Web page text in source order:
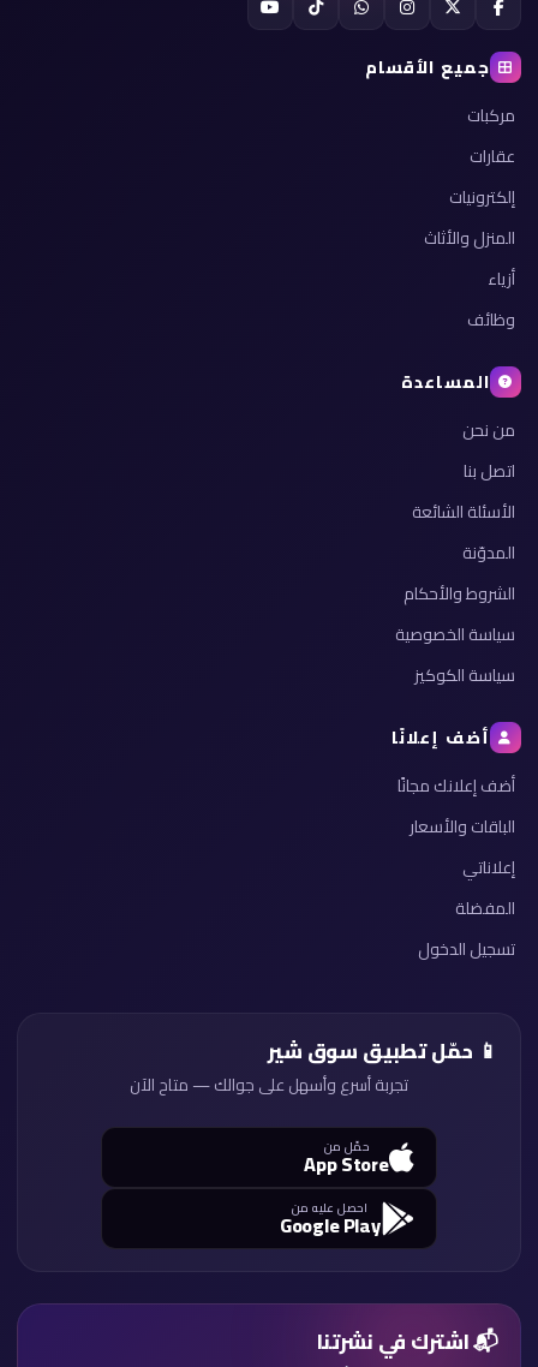
جميع الأقسام
مركبات
عقارات
إلكترونيات
المنزل والأثاث
أزياء
وظائف
المساعدة
من نحن
اتصل بنا
الأسئلة الشائعة
المدوّنة
الشروط والأحكام
سياسة الخصوصية
سياسة الكوكيز
أضف إعلانًا
أضف إعلانك مجانًا
الباقات والأسعار
إعلاناتي
المفضلة
تسجيل الدخول
📱 حمّل تطبيق سوق شير
تجربة أسرع وأسهل على جوالك — متاح الآن
حمّل من
App Store
احصل عليه من
Google Play
📬 اشترك في نشرتنا